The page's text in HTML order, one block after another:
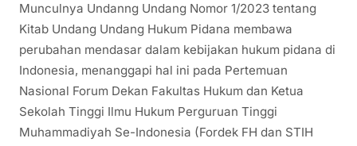
Munculnya Undanng Undang Nomor 1/2023 tentang
Kitab Undang Undang Hukum Pidana membawa
perubahan mendasar dalam kebijakan hukum pidana di
Indonesia, menanggapi hal ini pada Pertemuan
Nasional Forum Dekan Fakultas Hukum dan Ketua
Sekolah Tinggi Ilmu Hukum Perguruan Tinggi
Muhammadiyah Se-Indonesia (Fordek FH dan STIH